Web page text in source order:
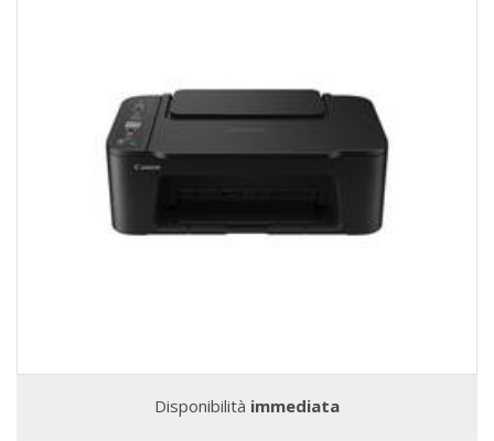
Disponibilità immediata